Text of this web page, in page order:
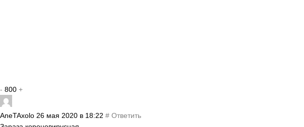
- 800 +
AneTAxolo 26 мая 2020 в 18:22 # Ответить